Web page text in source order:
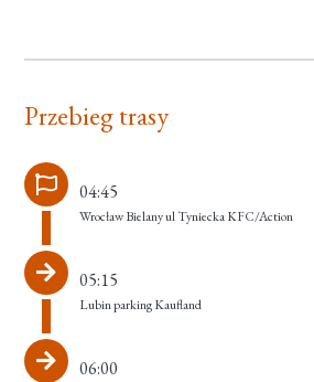
Przebieg trasy
04:45
Wrocław Bielany ul Tyniecka KFC/Action
05:15
Lubin parking Kaufland
06:00